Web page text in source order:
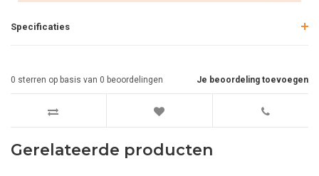
Specificaties
Je beoordeling toevoegen
0 sterren op basis van 0 beoordelingen
Gerelateerde producten